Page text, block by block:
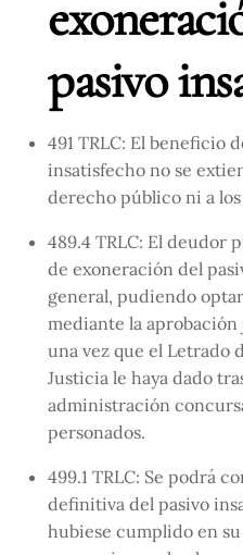
pasivo
491 TRLC: El beneficio
insatisfecho no se
derecho público ni a
489.4 TRLC: El deudor
de exoneración del
general, pudiendo
mediante la
una vez que el Letrado
Justicia le haya dado
administración
personados.
499.1 TRLC: Se podrá
definitiva del pasivo
hubiese cumplido en